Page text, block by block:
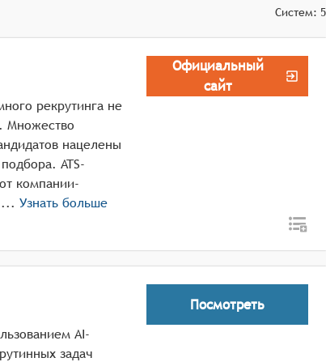
Систем: 5
рекрутинга не
Множество
нацелены
ATS-
компании-
разработчика МЦС предназначен для автоматизац ... Узнать больше
Официальный
сайт
AI-
задач
Посмотреть